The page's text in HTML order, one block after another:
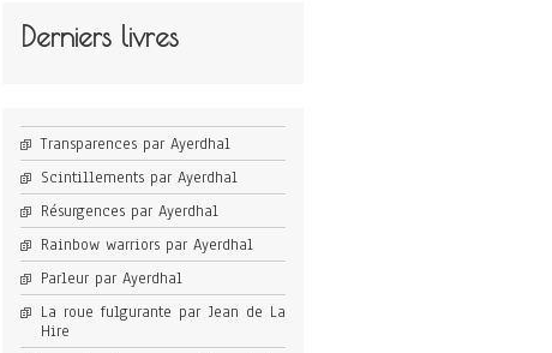
Derniers livres
Transparences par Ayerdhal
Scintillements par Ayerdhal
Résurgences par Ayerdhal
Rainbow warriors par Ayerdhal
Parleur par Ayerdhal
La roue fulgurante par Jean de La
Hire